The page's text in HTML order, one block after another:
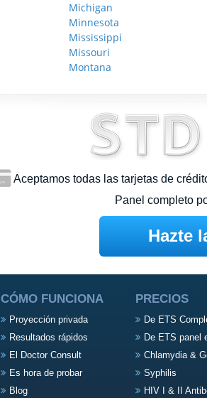
Michigan
Minnesota
Mississippi
Missouri
Montana
Aceptamos todas las tarjetas de
Panel completo
Hazte
CÓMO FUNCIONA
Proyección privada
Resultados rápidos
El Doctor Consult
Es hora de probar
Blog
PRECIOS
De ETS
De ETS panel
Chlamydia &
Syphilis
HIV I & II